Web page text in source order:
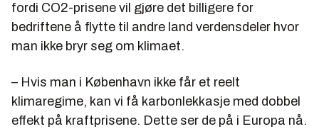
fordi CO2-prisene vil gjøre det billigere for
bedriftene å flytte til andre land verdensdeler hvor
man ikke bryr seg om klimaet.
– Hvis man i København ikke får et reelt
klimaregime, kan vi få karbonlekkasje med dobbel
effekt på kraftprisene. Dette ser de på i Europa nå.